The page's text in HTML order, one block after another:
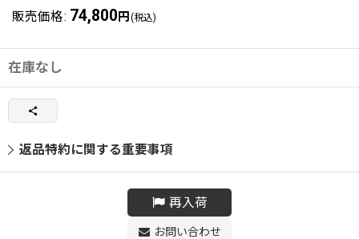
販売価格: 74,800 円 (税込)
在庫なし
返品特約に関する重要事項
再入荷
お問い合わせ